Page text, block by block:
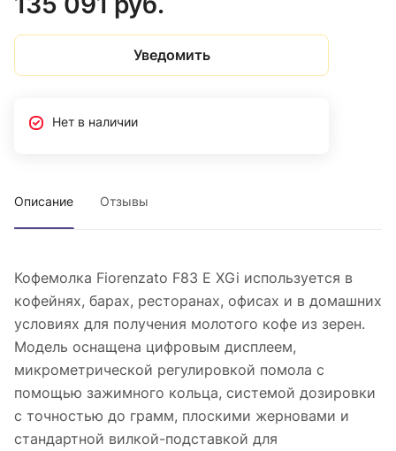
Уведомить
Нет в наличии
Описание Отзывы
Кофемолка Fiorenzato F83 E XGi используется в
кофейнях, барах, ресторанах, офисах и в домашних
условиях для получения молотого кофе из зерен.
Модель оснащена цифровым дисплеем,
микрометрической регулировкой помола с
помощью зажимного кольца, системой дозировки
с точностью до грамм, плоскими жерновами и
стандартной вилкой-подставкой для